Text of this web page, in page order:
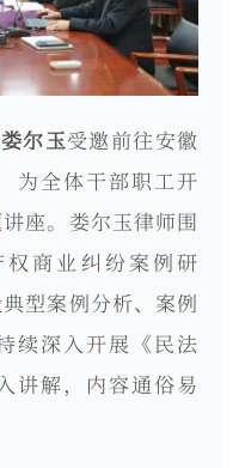
娄尔玉受邀前往安徽
为全体干部职工开
座。娄尔玉律师围
商业纠纷案例研
型案例分析、案例
续深入开展《民法
讲解，内容通俗易